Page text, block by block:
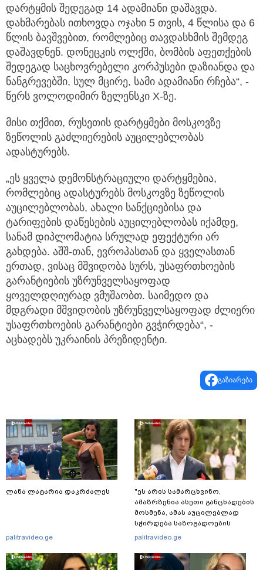
დარტყმის შედეგად 14 ადამიანი დაშავდა.
დახმარებას ითხოვდა ოჯახი 5 თვის, 4 წლისა და 6
წლის ბავშვებით, რომლებიც თავდასხმის შემდეგ
დაშავდნენ. დონეცკის ოლქში, ბომბის აფეთქების
შედეგად საცხოვრებელი კორპუსები დაზიანდა და
ნანგრევებში, სულ მცირე, სამი ადამიანი რჩება“, -
წერს ვოლოდიმირ ზელენსკი X-ზე.
მისი თქმით, რუსეთის დარტყმები მოსკოვზე
ზეწოლის გაძლიერების აუცილებლობას
ადასტურებს.
„ეს ყველა დემონსტრაციული დარტყმებია,
რომლებიც ადასტურებს მოსკოვზე ზეწოლის
აუცილებლობას, ახალი სანქციებისა და
ტარიფების დაწესების აუცილებლობას იქამდე,
სანამ დიპლომატია სრულად ეფექტური არ
გახდება. აშშ-თან, ევროპასთან და ყველასთან
ერთად, ვისაც მშვიდობა სურს, უსაფრთხოების
გარანტიების უზრუნველსაყოფად
ყოველდღიურად ვმუშაობთ. საიმედო და
მდგრადი მშვიდობის უზრუნველსაყოფად ძლიერი
უსაფრთხოების გარანტიები გვჭირდება“, -
აცხადებს უკრაინის პრეზიდენტი.
გაზიარება
ლანა ლატარია დაკრძალეს
palitravideo.ge
"ეს არის სამარცხვინო,
ამაზრზენია ასეთი განცხადების
მოსმენა, ამას აუცილებლად
სჭირდება საზოგადოების
სათანადო რეაქცია" - ირაკლი
palitravideo.ge